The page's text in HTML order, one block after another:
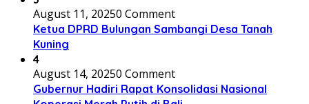
August 11, 20250 Comment
Ketua DPRD Bulungan Sambangi Desa Tanah
Kuning
4
August 14, 20250 Comment
Gubernur Hadiri Rapat Konsolidasi Nasional